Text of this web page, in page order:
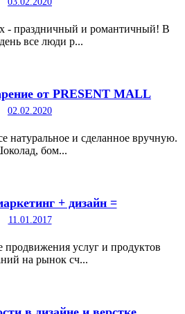
- праздничный и романтичный! В
все люди р...
от PRESENT MALL
02.02.2020
натуральное и сделанное вручную.
бом...
+ дизайн =
11.01.2017
продвижения услуг и продуктов
на рынок сч...